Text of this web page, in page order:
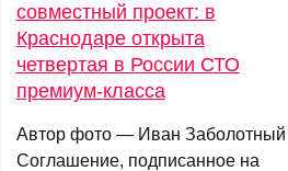
совместный проект: в
Краснодаре открыта
четвертая в России СТО
премиум-класса
Автор фото — Иван Заболотный
Соглашение, подписанное на